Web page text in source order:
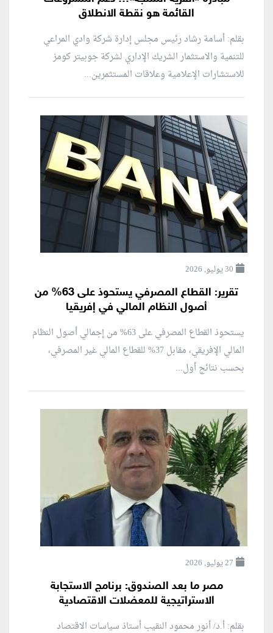
القائمة هو نقطة الانطلاق
بقلم: أسامة رشاد رئيس مجلس إدارة شركة وادي المراعي
للتنمية والاستثمار الشريك الإداري لشركة جوبيتر كومز
للاستشارات الإعلامية وعلاقات المستثمرين...
30 يوليو, 2026
تقرير: القطاع المصرفي يستحوذ على 63% من
أصول النظام المالي في إفريقيا
يستحوذ القطاع المصرفي على 63% من إجمالي أصول النظام
المالي الإفريقي، مقابل 37% للقطاع المالي غير المصرفي،
بحسب نتائج أول...
27 يوليو, 2026
مصر ما بعد الصندوق: برنامج الاستجابة
الاستراتيجية للمعضلات الاقتصادية
بقلم: أ.د/ أنور محمود النقيب أستاذ سياسات الاقتصاد